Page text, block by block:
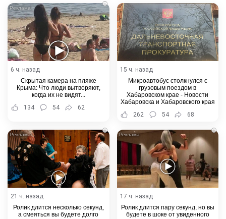
i
6 ч. назад
Скрытая камера на пляже
Крыма: Что люди вытворяют,
когда их не видят...
134
54 62
15 ч. назад
Микроавтобус столкнулся с
грузовым поездом в
Хабаровском крае - Новости
Хабаровска и Хабаровского края
262
54 68
i
21 ч. назад
Ролик длится несколько секунд,
а смеяться вы будете долго
i
17 ч. назад
Ролик длится пару секунд, но вы
будете в шоке от увиденного